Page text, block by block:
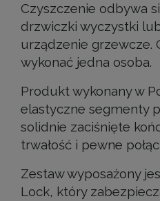
Czyszczenie odbywa
drzwiczki wyczystki
urządzenie grzewcze.
wykonać jedna osoba.
Produkt wykonany w
elastyczne segmenty
solidnie zaciśnięte
trwałość i pewne
Zestaw wyposażony
Lock, który